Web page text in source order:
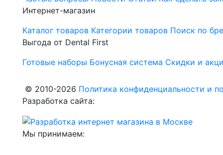
Интернет-магазин
Каталог товаров Категории товаров Поиск по
Выгода от Dental First
Готовые наборы Бонусная система Скидки и
© 2010-2026 Политика конфиденциальности и
Разработка сайта:
Мы принимаем: